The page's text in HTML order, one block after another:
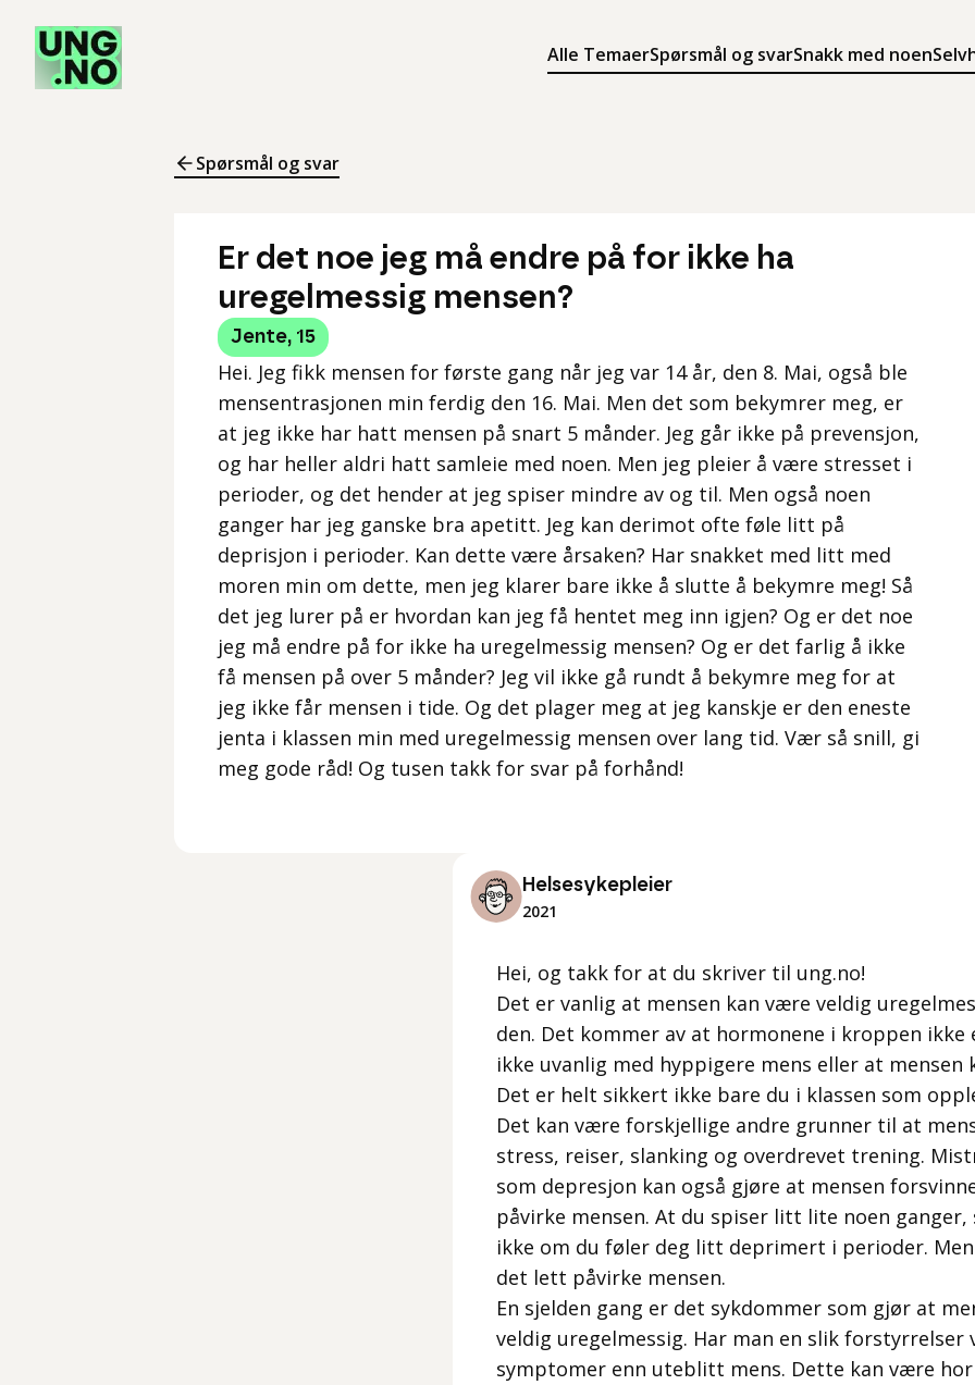
Alle TemaerSpørsmål og svarSnakk med noen
Søk
Meny
Spørsmål og svar
Er det noe jeg må endre på for ikke ha
uregelmessig mensen?
Jente, 15
Hei. Jeg fikk mensen for første gang når jeg var 14 år, den 8. Mai, også ble
mensentrasjonen min ferdig den 16. Mai. Men det som bekymrer meg, er
at jeg ikke har hatt mensen på snart 5 månder. Jeg går ikke på prevensjon,
og har heller aldri hatt samleie med noen. Men jeg pleier å være stresset i
perioder, og det hender at jeg spiser mindre av og til. Men også noen
ganger har jeg ganske bra apetitt. Jeg kan derimot ofte føle litt på
deprisjon i perioder. Kan dette være årsaken? Har snakket med litt med
moren min om dette, men jeg klarer bare ikke å slutte å bekymre meg! Så
det jeg lurer på er hvordan kan jeg få hentet meg inn igjen? Og er det noe
jeg må endre på for ikke ha uregelmessig mensen? Og er det farlig å ikke
få mensen på over 5 månder? Jeg vil ikke gå rundt å bekymre meg for at
jeg ikke får mensen i tide. Og det plager meg at jeg kanskje er den eneste
jenta i klassen min med uregelmessig mensen over lang tid. Vær så snill, gi
meg gode råd! Og tusen takk for svar på forhånd!
Helsesykepleier
2021
Hei, og takk for at du skriver til ung.no!
Det er vanlig at mensen kan være veldig
den. Det kommer av at hormonene i kroppen ikke
ikke uvanlig med hyppigere mens eller at
Det er helt sikkert ikke bare du i klassen som
Det kan være forskjellige andre grunner til at
stress, reiser, slanking og overdrevet trening.
som depresjon kan også gjøre at mensen
påvirke mensen. At du spiser litt lite noen ganger,
ikke om du føler deg litt deprimert i perioder.
det lett påvirke mensen.
En sjelden gang er det sykdommer som gjør at
veldig uregelmessig. Har man en slik forstyrrelser
symptomer enn uteblitt mens. Dette kan være